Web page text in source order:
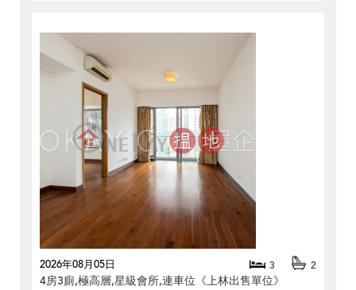
2026年08月05日 3 2
4房3廁,極高層,星級會所,連車位《上林出售單位》